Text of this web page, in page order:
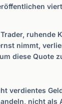
nimmt,
diese Quote
verdientes
nicht